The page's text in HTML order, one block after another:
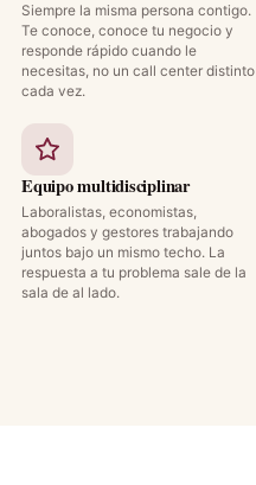
Siempre la misma persona contigo.
Te conoce, conoce tu negocio y
responde rápido cuando le
necesitas, no un call center distinto
cada vez.
Equipo multidisciplinar
Laboralistas, economistas,
abogados y gestores trabajando
juntos bajo un mismo techo. La
respuesta a tu problema sale de la
sala de al lado.